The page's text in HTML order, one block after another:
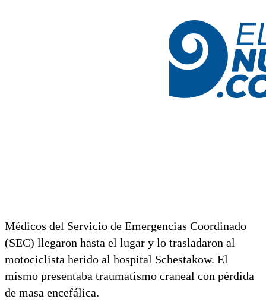
Médicos del Servicio de Emergencias Coordinado
(SEC) llegaron hasta el lugar y lo trasladaron al
motociclista herido al hospital Schestakow. El
mismo presentaba traumatismo craneal con pérdida
de masa encefálica.